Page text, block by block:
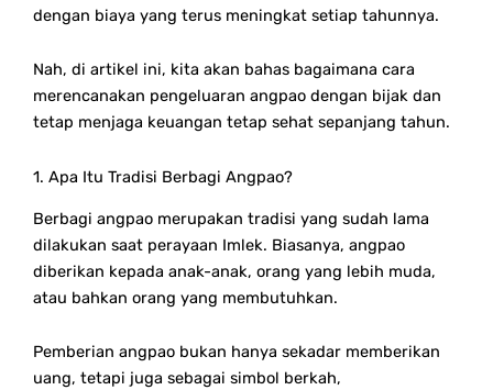
dengan biaya yang terus meningkat setiap tahunnya.
Nah, di artikel ini, kita akan bahas bagaimana cara
merencanakan pengeluaran angpao dengan bijak dan
tetap menjaga keuangan tetap sehat sepanjang tahun.
1. Apa Itu Tradisi Berbagi Angpao?
Berbagi angpao merupakan tradisi yang sudah lama
dilakukan saat perayaan Imlek. Biasanya, angpao
diberikan kepada anak-anak, orang yang lebih muda,
atau bahkan orang yang membutuhkan.
Pemberian angpao bukan hanya sekadar memberikan
uang, tetapi juga sebagai simbol berkah,